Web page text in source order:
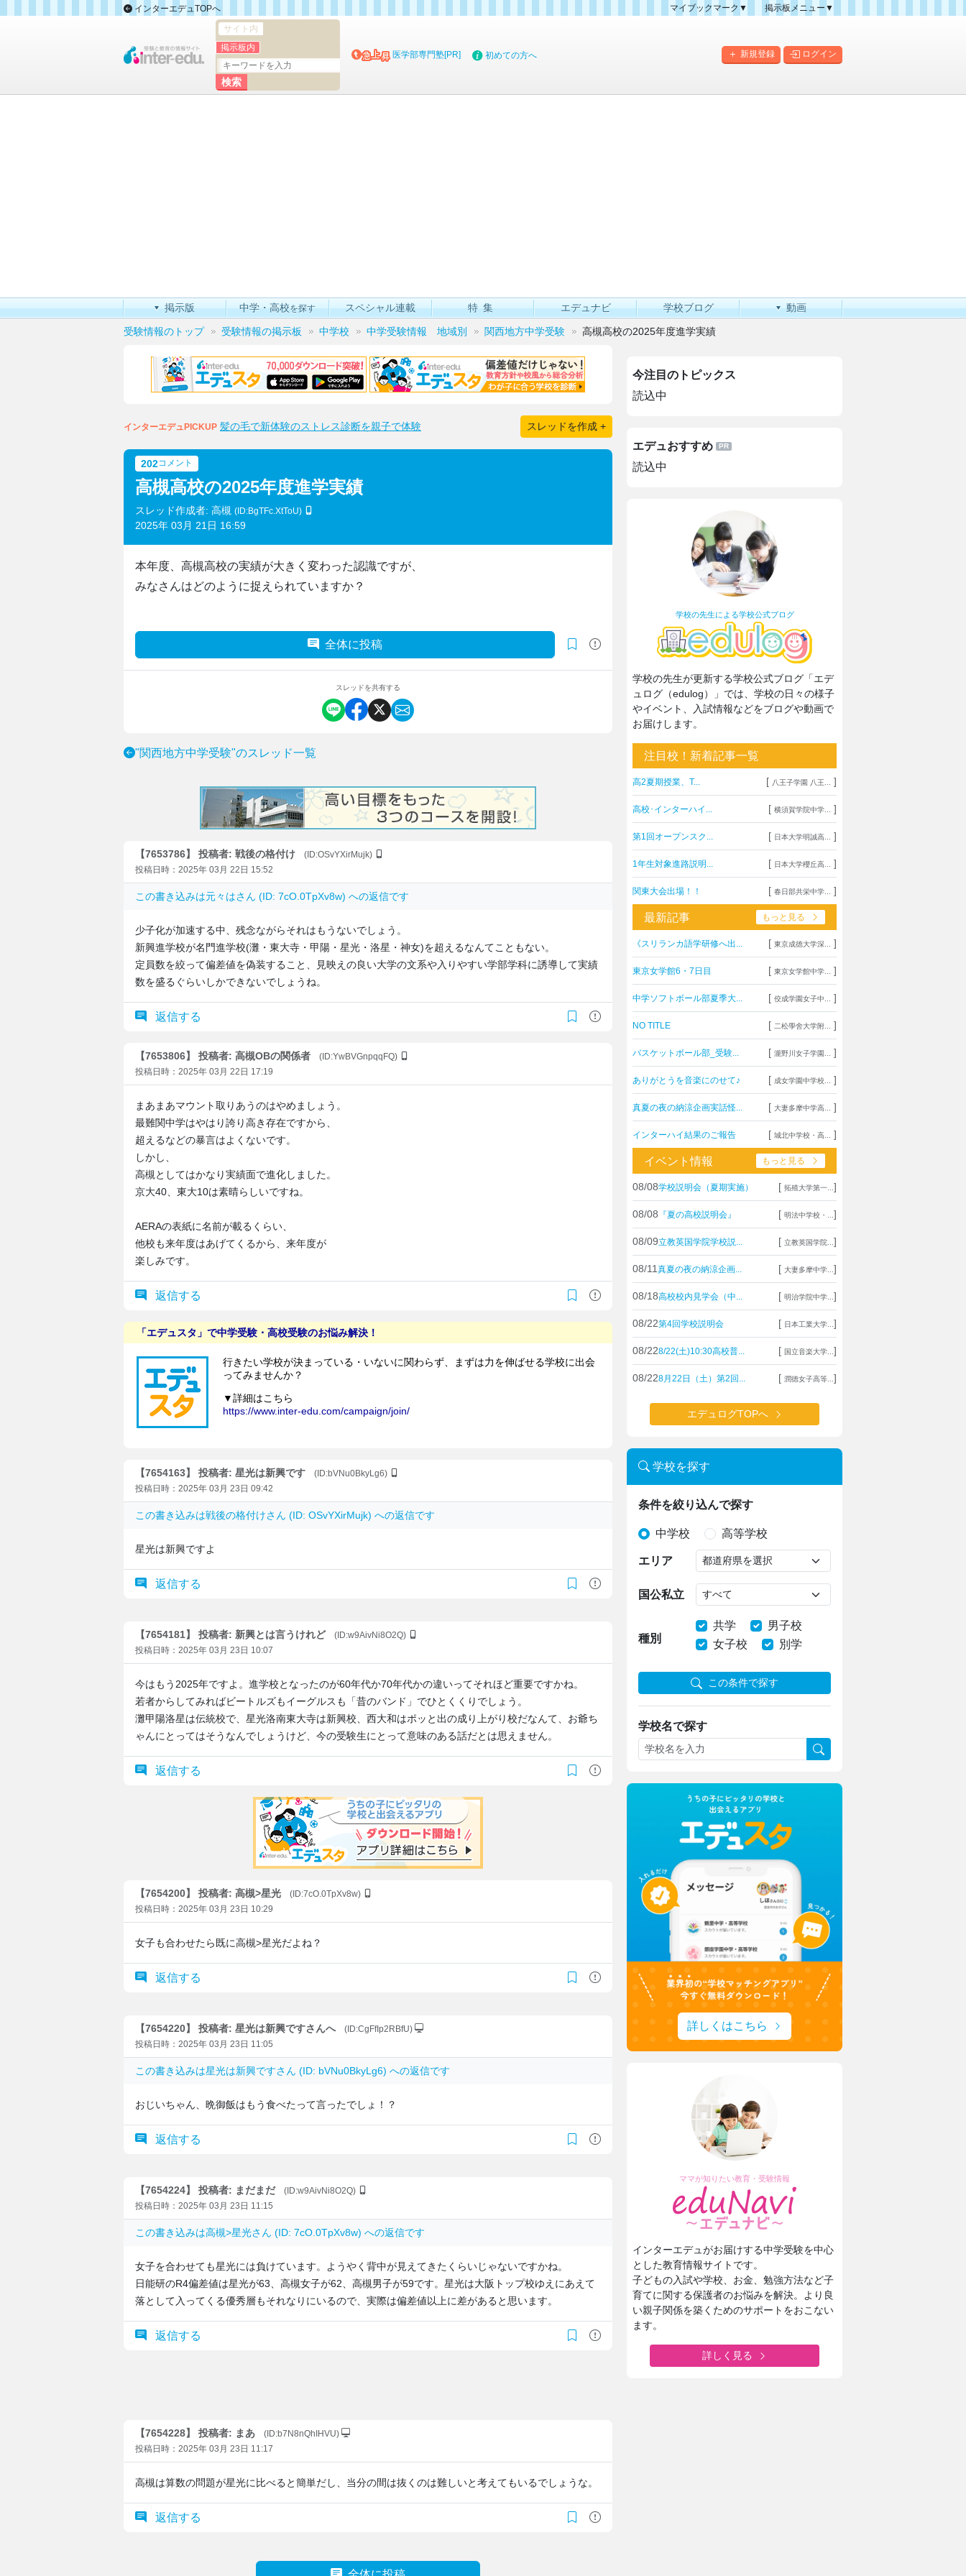
インターエデュTOPへ
マイブックマーク▼
掲示板メニュー▼
掲示板マップ
新規登録 ログイン
サイト内
掲示板内
医学部専門塾[PR] 初めての方へ
掲示版 中学・高校を探す スペシャル連載 特集 エデュナビ 学校ブログ 動画
受験情報のトップ 受験情報の掲示板 中学校 中学受験情報 地域別 関西地方中学受験 高槻高校の2025年度進学実績
インターエデュPICKUP 髪の毛で新体験のストレス診断を親子で体験 スレッドを作成 +
202コメント
高槻高校の2025年度進学実績
スレッド作成者: 高槻 (ID:BgTFc.XtToU)
2025年 03月 21日 16:59
本年度、高槻高校の実績が大きく変わった認識ですが、
みなさんはどのように捉えられていますか？
全体に投稿
スレッドを共有する
"関西地方中学受験"のスレッド一覧
【7653786】 投稿者: 戦後の格付け
(ID:OSvYXirMujk)
投稿日時：2025年 03月 22日 15:52
この書き込みは元々はさん (ID: 7cO.0TpXv8w) への返信です
少子化が加速する中、残念ながらそれはもうないでしょう。
新興進学校が名門進学校(灘・東大寺・甲陽・星光・洛星・神女)を超えるなんてこともない。
定員数を絞って偏差値を偽装すること、見映えの良い大学の文系や入りやすい学部学科に誘導して実績
数を盛るぐらいしかできないでしょうね。
返信する
【7653806】 投稿者: 高槻OBの関係者
(ID:YwBVGnpqqFQ)
投稿日時：2025年 03月 22日 17:19
まあまあマウント取りあうのはやめましょう。
最難関中学はやはり誇り高き存在ですから、
超えるなどの暴言はよくないです。
しかし、
高槻としてはかなり実績面で進化しました。
京大40、東大10は素晴らしいですね。
AERAの表紙に名前が載るくらい、
他校も来年度はあげてくるから、来年度が
楽しみです。
返信する
【7654163】 投稿者: 星光は新興です
(ID:bVNu0BkyLg6)
投稿日時：2025年 03月 23日 09:42
この書き込みは戦後の格付けさん (ID: OSvYXirMujk) への返信です
星光は新興ですよ
返信する
【7654181】 投稿者: 新興とは言うけれど
(ID:w9AivNi8O2Q)
投稿日時：2025年 03月 23日 10:07
今はもう2025年ですよ。進学校となったのが60年代か70年代かの違いってそれほど重要ですかね。
若者からしてみればビートルズもイーグルスも「昔のバンド」でひとくくりでしょう。
灘甲陽洛星は伝統校で、星光洛南東大寺は新興校、西大和はポッと出の成り上がり校だなんて、お爺ち
ゃんにとってはそうなんでしょうけど、今の受験生にとって意味のある話だとは思えません。
返信する
【7654200】 投稿者: 高槻>星光
(ID:7cO.0TpXv8w)
投稿日時：2025年 03月 23日 10:29
女子も合わせたら既に高槻>星光だよね？
返信する
【7654220】 投稿者: 星光は新興ですさんへ
(ID:CgFfIp2RBfU)
投稿日時：2025年 03月 23日 11:05
この書き込みは星光は新興ですさん (ID: bVNu0BkyLg6) への返信です
おじいちゃん、晩御飯はもう食べたって言ったでしょ！？
返信する
【7654224】 投稿者: まだまだ
(ID:w9AivNi8O2Q)
投稿日時：2025年 03月 23日 11:15
この書き込みは高槻>星光さん (ID: 7cO.0TpXv8w) への返信です
女子を合わせても星光には負けています。ようやく背中が見えてきたくらいじゃないですかね。
日能研のR4偏差値は星光が63、高槻女子が62、高槻男子が59です。星光は大阪トップ校ゆえにあえて
落として入ってくる優秀層もそれなりにいるので、実際は偏差値以上に差があると思います。
返信する
【7654228】 投稿者: まあ
(ID:b7N8nQhIHVU)
投稿日時：2025年 03月 23日 11:17
高槻は算数の問題が星光に比べると簡単だし、当分の間は抜くのは難しいと考えてもいるでしょうな。
返信する
今注目のトピックス
読込中
エデュおすすめ
読込中
学校の先生による学校公式ブログ
学校の先生が更新する学校公式ブログ「エデ
ュログ（edulog）」では、学校の日々の様子
やイベント、入試情報などをブログや動画で
お届けします。
注目校！新着記事一覧
高2夏期授業、T... [ 八王子学園 八王... ]
高校･インターハイ... [ 横須賀学院中学... ]
第1回オープンスク... [ 日本大学明誠高... ]
1年生対象進路説明... [ 日本大学櫻丘高... ]
関東大会出場！！ [ 春日部共栄中学... ]
最新記事 もっと見る
《スリランカ語学研修へ出... [ 東京成徳大学深... ]
東京女学館6・7日目 [ 東京女学館中学... ]
中学ソフトボール部夏季大... [ 佼成学園女子中... ]
NO TITLE [ 二松學舍大学附... ]
バスケットボール部_受験... [ 瀧野川女子学園... ]
ありがとうを音楽にのせて♪ [ 成女学園中学校... ]
真夏の夜の納涼企画実話怪... [ 大妻多摩中学高... ]
インターハイ結果のご報告 [ 城北中学校・高... ]
イベント情報 もっと見る
08/08学校説明会（夏期実施） [ 拓殖大学第一... ]
08/08 『夏の高校説明会』 [ 明法中学校・... ]
08/09立教英国学院学校説... [ 立教英国学院... ]
08/11 真夏の夜の納涼企画... [ 大妻多摩中学... ]
08/18高校校内見学会（中... [ 明治学院中学... ]
08/22第4回学校説明会 [ 日本工業大学... ]
08/228/22(土)10:30高校普... [ 国立音楽大学... ]
08/228月22日（土）第2回... [ 潤徳女子高等... ]
エデュログTOPへ
学校を探す
条件を絞り込んで探す
中学校 高等学校
エリア
国公私立
種別
共学
男子校
女子校
別学
この条件で探す
学校名で探す
詳しくはこちら
ママが知りたい教育・受験情報
インターエデュがお届けする中学受験を中心
とした教育情報サイトです。
子どもの入試や学校、お金、勉強方法など子
育てに関する保護者のお悩みを解決。より良
い親子関係を築くためのサポートをおこない
ます。
詳しく見る